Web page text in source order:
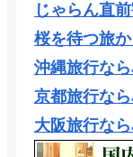
じゃらん直
桜を待つ旅
沖縄旅行な
京都旅行な
大阪旅行な